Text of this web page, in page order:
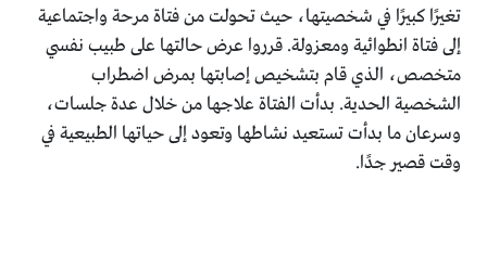
تغيرًا كبيرًا في شخصيتها، حيث تحولت من فتاة مرحة واجتماعية
إلى فتاة انطوائية ومعزولة. قرروا عرض حالتها على طبيب نفسي
متخصص، الذي قام بتشخيص إصابتها بمرض اضطراب
الشخصية الحدية. بدأت الفتاة علاجها من خلال عدة جلسات،
وسرعان ما بدأت تستعيد نشاطها وتعود إلى حياتها الطبيعية في
وقت قصير جدًا.